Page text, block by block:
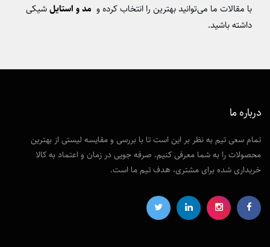
با مقالات ما می‌توانید بهترین را انتخاب کرده و مد و استایلشیکی
داشته باشید.
درباره ما
تمام سعی تیم به نظر بر این است تا با بررسی و مقایسه لیستی از بهترین
محصولات را به شما معرفی کنیم. صرفه جویی در زمان و اعتماد به کالا
خریداری شده برای مشتری، هدف تیم ما است.